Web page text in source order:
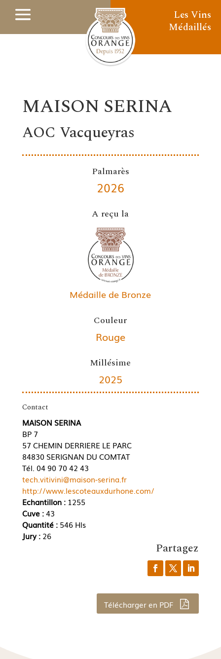
Les Vins
Médaillés
MAISON SERINA
AOC Vacqueyras
Palmarès
2026
A reçu la
Médaille de Bronze
Couleur
Rouge
Millésime
2025
Contact
MAISON SERINA
BP 7
57 CHEMIN DERRIERE LE PARC
84830 SERIGNAN DU COMTAT
Tél. 04 90 70 42 43
tech.vitivini@maison-serina.fr
http://www.lescoteauxdurhone.com/
Echantillon :1255
Cuve :43
Quantité : 546 Hls
Jury : 26
Partagez
Télécharger en PDF